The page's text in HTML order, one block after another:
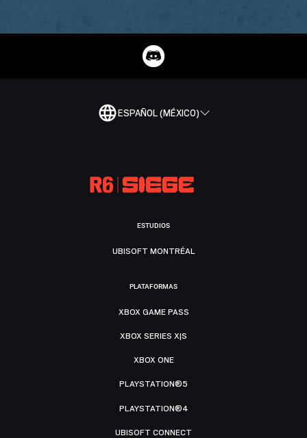
ESPAÑOL (MÉXICO)
ESTUDIOS
UBISOFT MONTRÉAL
PLATAFORMAS
XBOX GAME PASS
XBOX SERIES X|S
XBOX ONE
PLAYSTATION®5
PLAYSTATION®4
UBISOFT CONNECT